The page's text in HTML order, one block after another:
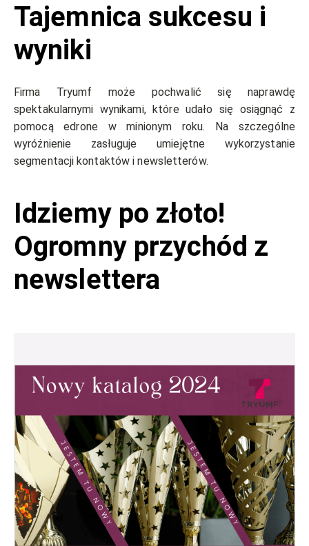
Tajemnica sukcesu i
wyniki
Firma Tryumf może pochwalić się naprawdę
spektakularnymi wynikami, które udało się osiągnąć z
pomocą edrone w minionym roku. Na szczególne
wyróżnienie zasługuje umiejętne wykorzystanie
segmentacji kontaktów i newsletterów.
Idziemy po złoto!
Ogromny przychód z
newslettera